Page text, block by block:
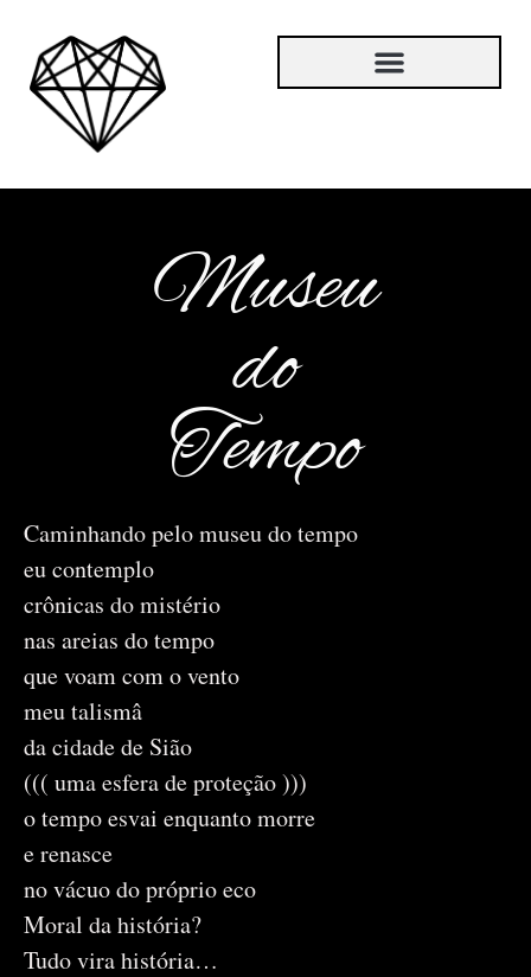
Museu
do
Tempo
Caminhando pelo museu do tempo
eu contemplo
crônicas do mistério
nas areias do tempo
que voam com o vento
meu talismâ
da cidade de Sião
((( uma esfera de proteção )))
o tempo esvai enquanto morre
e renasce
no vácuo do próprio eco
Moral da história?
Tudo vira história…